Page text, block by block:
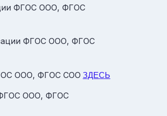
ФГОС ООО, ФГОС
ФГОС ООО, ФГОС
ООО, ФГОС СОО ЗДЕСЬ
ФГОС ООО, ФГОС